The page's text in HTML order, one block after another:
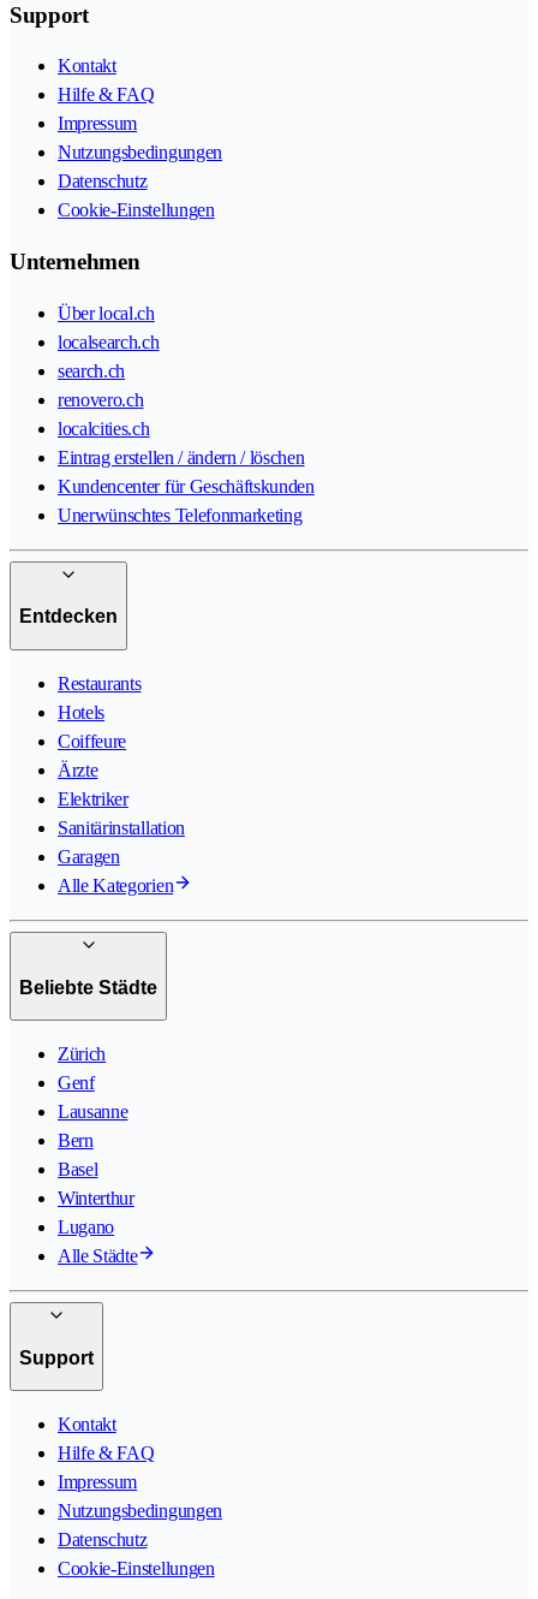
Support
Kontakt
Hilfe & FAQ
Impressum
Nutzungsbedingungen
Datenschutz
Cookie-Einstellungen
Unternehmen
Über local.ch
localsearch.ch
search.ch
renovero.ch
localcities.ch
Eintrag erstellen / ändern / löschen
Kundencenter für Geschäftskunden
Unerwünschtes Telefonmarketing
Entdecken
Restaurants
Hotels
Coiffeure
Ärzte
Elektriker
Sanitärinstallation
Garagen
Alle Kategorien
Beliebte Städte
Zürich
Genf
Lausanne
Bern
Basel
Winterthur
Lugano
Alle Städte
Support
Kontakt
Hilfe & FAQ
Impressum
Nutzungsbedingungen
Datenschutz
Cookie-Einstellungen